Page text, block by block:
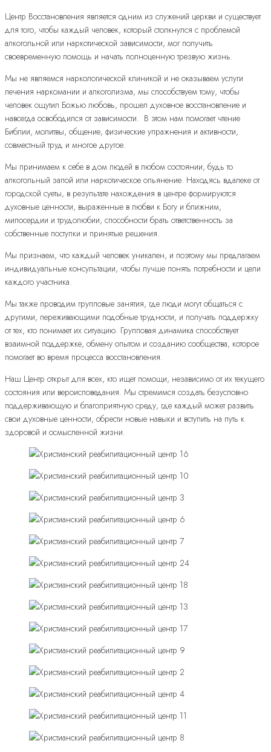
Центр Восстановления является одним из служений церкви и существует
для того, чтобы каждый человек, который столкнулся с проблемой
алкогольной или наркотической зависимости, мог получить
своевременную помощь и начать полноценную трезвую жизнь.
Мы не являемся наркологической клиникой и не оказываем услуги
лечения наркомании и алкоголизма, мы способствуем тому, чтобы
человек ощутил Божью любовь, прошел духовное восстановление и
навсегда освободился от зависимости. В этом нам помогает чтение
Библии, молитвы, общение, физические упражнения и активности,
совместный труд и многое другое.
Мы принимаем к себе в дом людей в любом состоянии, будь то
алкогольный запой или наркотическое опьянение. Находясь вдалеке от
городской суеты, в результате нахождения в центре формируются
духовные ценности, выраженные в любви к Богу и ближним,
милосердии и трудолюбии, способности брать ответственность за
собственные поступки и принятые решения.
Мы признаем, что каждый человек уникален, и поэтому мы предлагаем
индивидуальные консультации, чтобы лучше понять потребности и цели
каждого участника.
Мы также проводим групповые занятия, где люди могут общаться с
другими, переживающими подобные трудности, и получать поддержку
от тех, кто понимает их ситуацию. Групповая динамика способствует
взаимной поддержке, обмену опытом и созданию сообщества, которое
помогает во время процесса восстановления.
Наш Центр открыт для всех, кто ищет помощи, независимо от их текущего
состояния или вероисповедания. Мы стремимся создать безусловно
поддерживающую и благоприятную среду, где каждый может развить
свои духовные ценности, обрести новые навыки и вступить на путь к
здоровой и осмысленной жизни.